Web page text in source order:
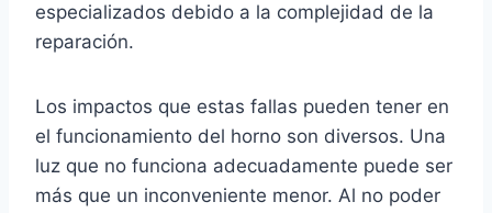
especializados debido a la complejidad de la
reparación.
Los impactos que estas fallas pueden tener en
el funcionamiento del horno son diversos. Una
luz que no funciona adecuadamente puede ser
más que un inconveniente menor. Al no poder